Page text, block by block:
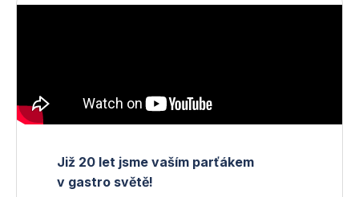
Již 20 let jsme vaším parťákem
v gastro světě!